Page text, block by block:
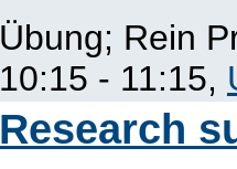
Übung; Rein
10:15 - 11:15,
Research